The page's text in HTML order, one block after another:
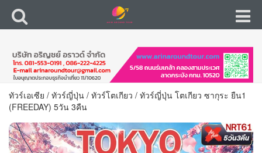
ทัวร์เอเซีย / ทัวร์ญี่ปุ่น / ทัวร์โตเกียว / ทัวร์ญี่ปุ่น โตเกียว ซากุระ ยืน1
(FREEDAY) 5วัน 3คืน